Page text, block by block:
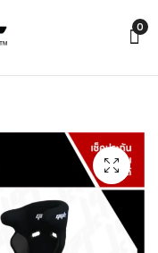
0
Thrustmaster
Raceline Pedals III –
แป้นเท้า T598 ซิมเรซ
ซิ่งโมดูลาร์ พร้อม
H.E.A.R.T. Sensors
6,590.00
GGK F1 Aluminium
Profile Cockpit | โค
รงซิมเรซซิ่ง สไตล์ F1
รองรับ Direct Drive
19,990.00